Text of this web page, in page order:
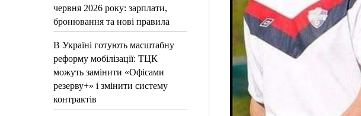
червня 2026 року: зарплати,
бронювання та нові правила
В Україні готують масштабну
реформу мобілізації: ТЦК
можуть замінити «Офісами
резерву+» і змінити систему
контрактів